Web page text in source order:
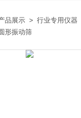
品展示 >行业专用仪器
形振动筛